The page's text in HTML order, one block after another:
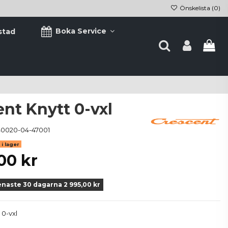
Önskelista (0)
Boka Service
Knytt 0-vxl
04-47001
i lager
kr
30 dagarna 2 995,00 kr
vxl